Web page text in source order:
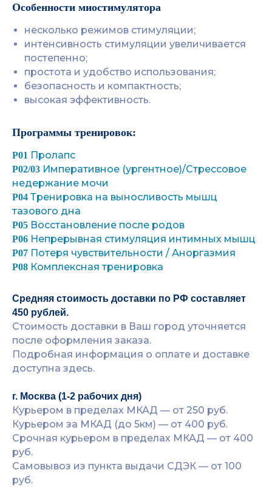
Особенности миостимулятора
несколько режимов стимуляции;
интенсивность стимуляции увеличивается
постепенно;
простота и удобство использования;
безопасность и компактность;
высокая эффективность.
Программы тренировок:
P01 Пролапс
P02/03 Императивное (ургентное)/Стрессовое
недержание мочи
P04 Тренировка на выносливость мышц
тазового дна
P05 Восстановление после родов
P06 Непрерывная стимуляция интимных мышц
P07 Потеря чувствительности / Аноргазмия
P08 Комплексная тренировка
Средняя стоимость доставки по РФ составляет
450 рублей.
Стоимость доставки в Ваш город уточняется
после оформления заказа.
Подробная информация о оплате и доставке
доступна здесь.
г. Москва (1-2 рабочих дня)
Курьером в пределах МКАД — от 250 руб.
Курьером за МКАД (до 5км) — от 400 руб.
Срочная курьером в пределах МКАД — от 400
руб.
Самовывоз из пункта выдачи СДЭК — от 100
руб.